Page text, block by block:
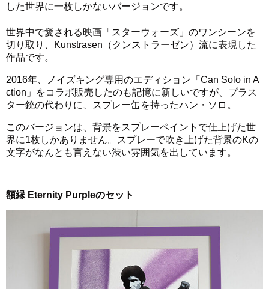
した世界に一枚しかないバージョンです。
世界中で愛される映画「スターウォーズ」のワンシーンを
切り取り、Kunstrasen（クンストラーゼン）流に表現した
作品です。
2016年、ノイズキング専用のエディション「Can Solo in A
ction」をコラボ販売したのも記憶に新しいですが、プラス
ター銃の代わりに、スプレー缶を持ったハン・ソロ。
このバージョンは、背景をスプレーペイントで仕上げた世
界に1枚しかありません。スプレーで吹き上げた背景のKの
文字がなんとも言えない渋い雰囲気を出しています。
額縁 Eternity Purpleのセット